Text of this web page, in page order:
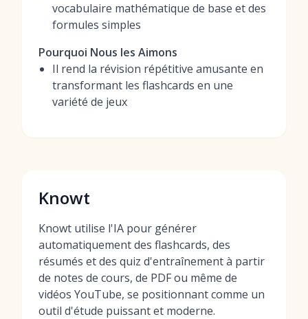
vocabulaire mathématique de base et des
formules simples
Pourquoi Nous les Aimons
Il rend la révision répétitive amusante en
transformant les flashcards en une
variété de jeux
Knowt
Knowt utilise l'IA pour générer
automatiquement des flashcards, des
résumés et des quiz d'entraînement à partir
de notes de cours, de PDF ou même de
vidéos YouTube, se positionnant comme un
outil d'étude puissant et moderne.